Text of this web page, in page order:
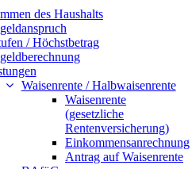
des Haushalts
/ Höchstbetrag
Waisenrente / Halbwaisenrente
Waisenrente
(gesetzliche
Rentenversicherung)
Einkommensanrechnung
Antrag auf Waisenrente